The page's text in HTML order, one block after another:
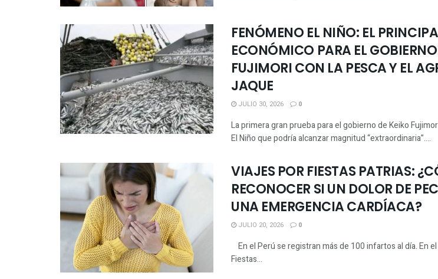
FENÓMENO EL NIÑO: EL
ECONÓMICO PARA EL
FUJIMORI CON LA PESCA Y EL
JAQUE
JULIO 30, 2026 0
La primera gran prueba para el gobierno de Keiko
El Niño que podría alcanzar magnitud “extraordinaria”....
VIAJES POR FIESTAS PATRIAS:
RECONOCER SI UN DOLOR DE
UNA EMERGENCIA CARDÍACA?
JULIO 20, 2026 0
En el Perú se registran más de 100 infartos al día. En
Fiestas...